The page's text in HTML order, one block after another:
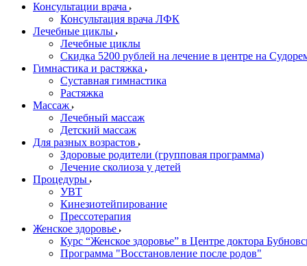
Консультации врача
Консультация врача ЛФК
Лечебные циклы
Лечебные циклы
Скидка 5200 рублей на лечение в центре на
Гимнастика и растяжка
Суставная гимнастика
Растяжка
Массаж
Лечебный массаж
Детский массаж
Для разных возрастов
Здоровые родители (групповая программа)
Лечение сколиоза у детей
Процедуры
УВТ
Кинезиотейпирование
Прессотерапия
Женское здоровье
Курс “Женское здоровье” в Центре доктора
Программа "Восстановление после родов"